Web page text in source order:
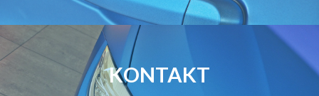
KONTAKT